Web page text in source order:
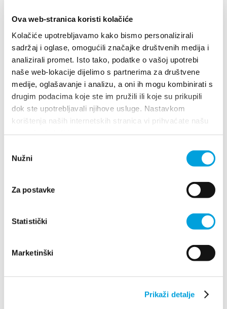
Ova web-stranica koristi kolačiće
Kolačiće upotrebljavamo kako bismo personalizirali
sadržaj i oglase, omogućili značajke društvenih medija i
analizirali promet. Isto tako, podatke o vašoj upotrebi
naše web-lokacije dijelimo s partnerima za društvene
medije, oglašavanje i analizu, a oni ih mogu kombinirati s
drugim podacima koje ste im pružili ili koje su prikupili
dok ste upotrebljavali njihove usluge. Nastavkom
korištenja naših internetskih stranica vi prihvaćate našu
pristanka
Nužni
Za postavke
Statistički
Marketinški
Prikaži detalje
Tourist office
Safe in Dalmatia
en
+385 21 227 933
Villa Nika, Kamberovo šetalište 30,
Directions
Villa Nika, Kamberovo šetalište 30
21216 Kaštel Stari, Hrvatska
Directions
Explore
Destination
What to do